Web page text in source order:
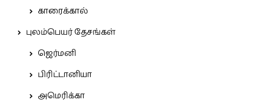
காரைக்கால்
புலம்பெயர் தேசங்கள்
ஜெர்மனி
பிரிட்டானியா
அமெரிக்கா